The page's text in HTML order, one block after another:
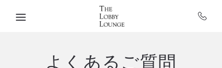
よくあるご質問